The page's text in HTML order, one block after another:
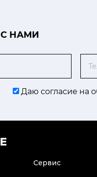
С НАМИ
Даю согласие на
Сервис